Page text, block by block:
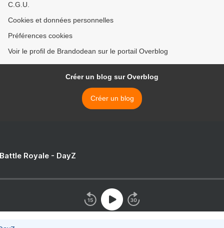
C.G.U.
Cookies et données personnelles
Préférences cookies
Voir le profil de Brandodean sur le portail Overblog
Créer un blog sur Overblog
Créer un blog
Royale - DayZ